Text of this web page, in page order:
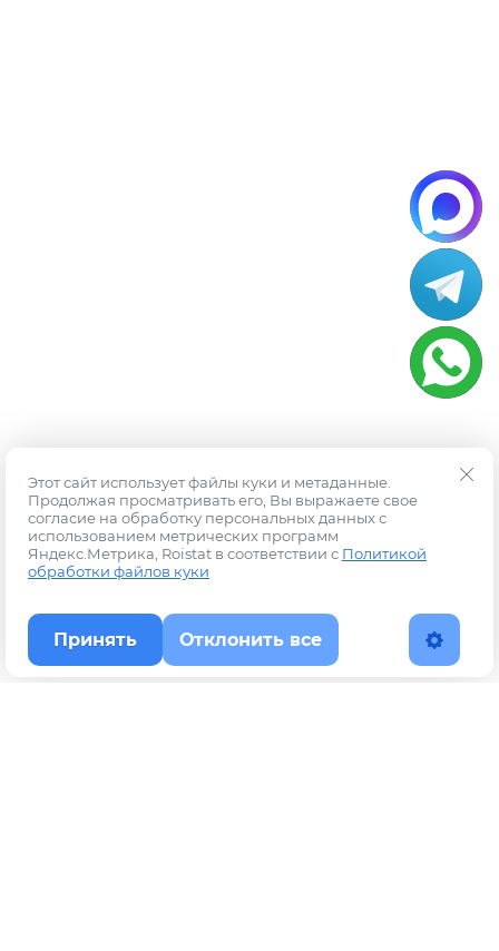
Этот сайт использует файлы куки и метаданные.
Продолжая просматривать его, Вы выражаете свое
согласие на обработку персональных данных с
использованием метрических программ
Яндекс.Метрика, Roistat в соответствии с Политикой
обработки файлов куки
Принять Отклонить все